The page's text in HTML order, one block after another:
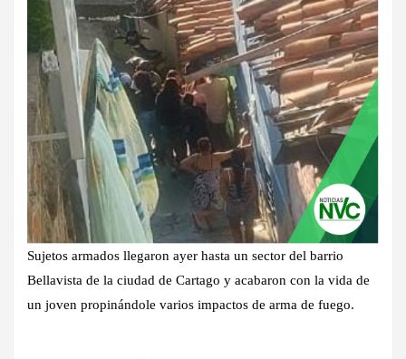
Sujetos armados llegaron ayer hasta un sector del barrio
Bellavista de la ciudad de Cartago y acabaron con la vida de
un joven propinándole varios impactos de arma de fuego.